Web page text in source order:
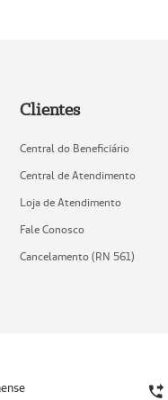
Clientes
Central do Beneficiário
Central de Atendimento
Loja de Atendimento
Fale Conosco
Cancelamento (RN 561)